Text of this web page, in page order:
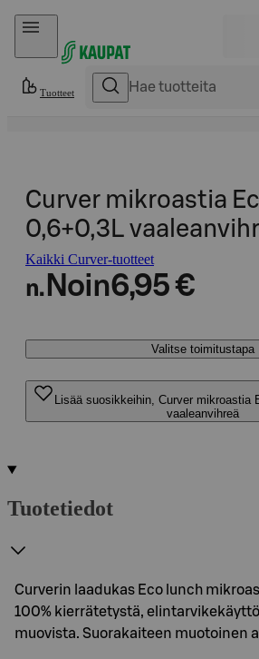
Hyppää sisältöön
Tuotteet
Curver mikroastia
0,6+0,3L
Kaikki Curver-tuotteet
n. Noin6,95 €
Valitse toimitustapa
Lisää suosikkeihin, Curver mikroastia
vaaleanvihreä
Tuotetiedot
Curverin laadukas Eco lunch
100% kierrätetystä,
muovista. Suorakaiteen muotoinen